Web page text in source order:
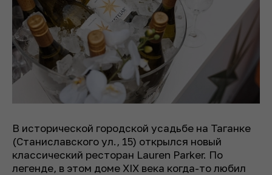
В исторической городской усадьбе на Таганке
(Станиславского ул., 15) открылся новый
классический ресторан Lauren Parker. По
легенде, в этом доме XIX века когда-то любил